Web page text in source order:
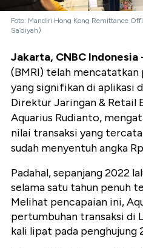
Foto: Mandiri Hong Kong Remittance
Sa’diyah)
Jakarta, CNBC Indonesia
(BMRI) telah
yang signifikan di aplikasi
Direktur Jaringan & Retail
Aquarius Rudianto,
nilai transaksi yang
sudah menyentuh angka
Padahal, sepanjang 2022
selama satu tahun penuh
Melihat pencapaian ini,
pertumbuhan transaksi di
kali lipat pada penghujung